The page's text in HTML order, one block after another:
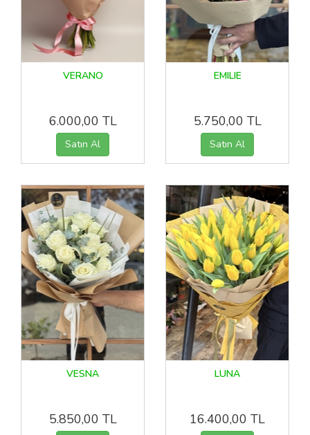
VERANO
6.000,00 TL
EMILIE
5.750,00 TL
VESNA
5.850,00 TL
LUNA
16.400,00 TL